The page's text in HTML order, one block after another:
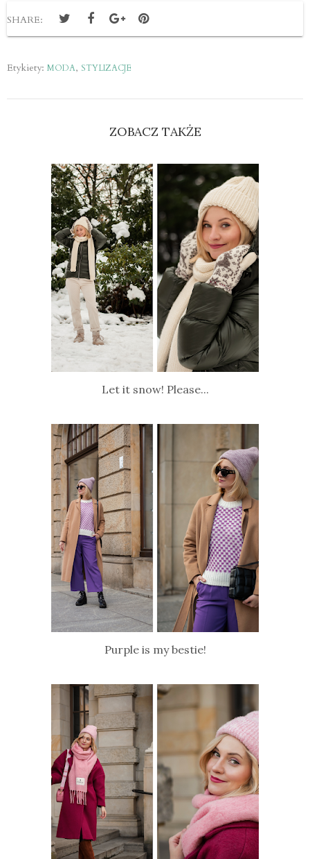
SHARE:
Etykiety: MODA, STYLIZACJE
ZOBACZ TAKŻE
Let it snow! Please...
Purple is my bestie!